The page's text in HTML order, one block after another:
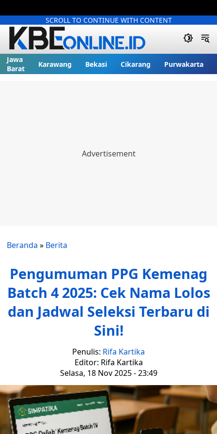
SCROLL TO CONTINUE WITH CONTENT
Jawa
Barat
Karawang Bekasi Cikarang Purwakarta
Beranda » Berita
Pengumuman PPG Kemenag
Batch 4 2025: Cek Nama Lolos
dan Jadwal Seleksi Terbaru di
Sini!
Penulis: Rifa Kartika
Editor: Rifa Kartika
Selasa, 18 Nov 2025 - 23:49